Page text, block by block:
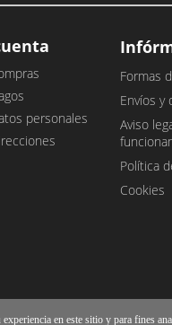
personales
Formas
Envíos y
Aviso
Política
Cookies
en este sitio y para fines